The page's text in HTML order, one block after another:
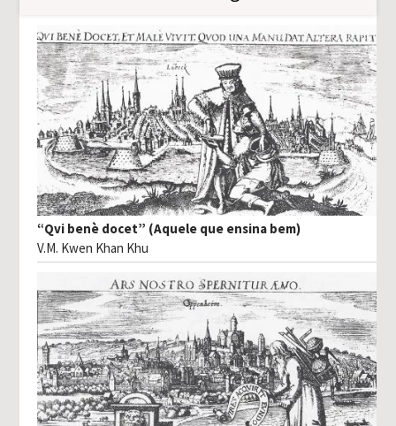
“Qvi benè docet” (Aquele que ensina bem)
V.M. Kwen Khan Khu